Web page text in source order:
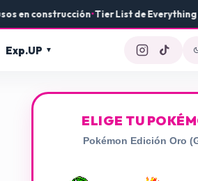
•Tier List de Everything is
Exp.UP
ELIGE TU
Pokémon Edición Oro